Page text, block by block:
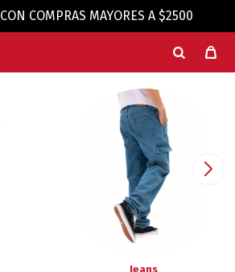
CON COMPRAS MAYORES A $2500
Jeans